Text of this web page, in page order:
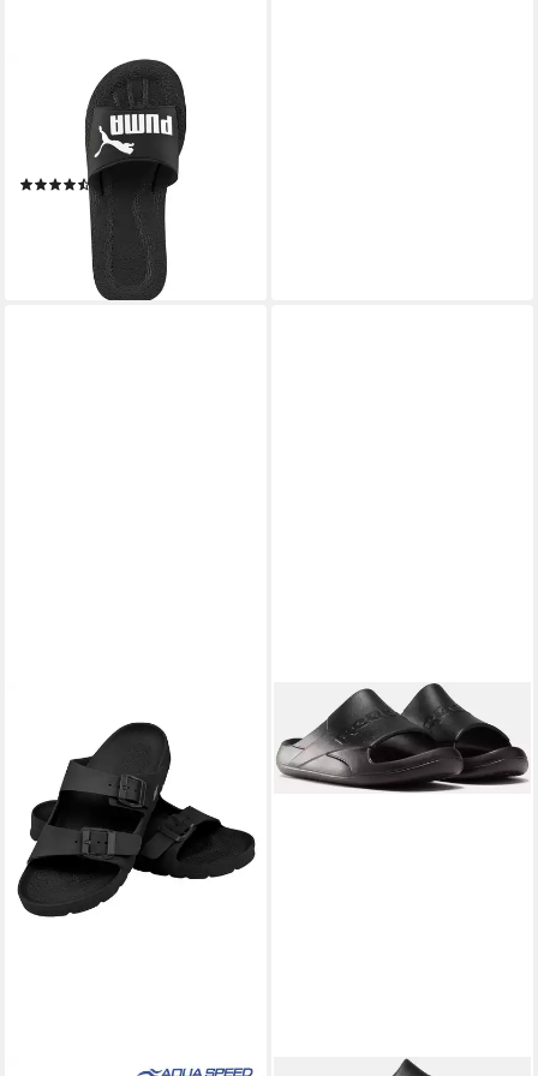
PURECAT Badesandale
leichtes Gewicht, weiches
Textil-Innenmaterial
ab 19,99 €
lieferbar - in 1-2 Werktagen bei dir